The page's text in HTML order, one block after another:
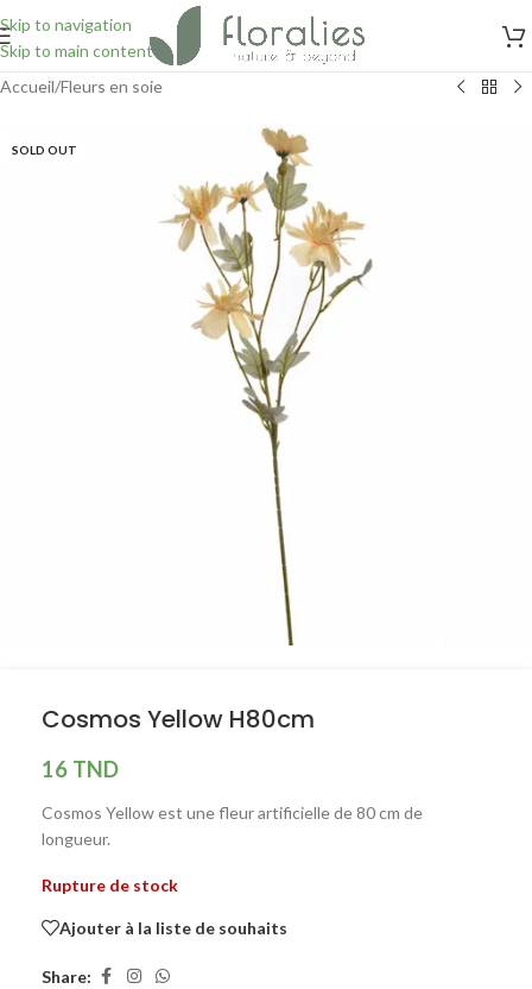
Skip to navigation
Skip to main content
Accueil/Fleurs en soie
SOLD OUT
Cosmos Yellow H80cm
16 TND
Cosmos Yellow est une fleur artificielle de 80 cm de
longueur.
Rupture de stock
Ajouter à la liste de souhaits
Share: